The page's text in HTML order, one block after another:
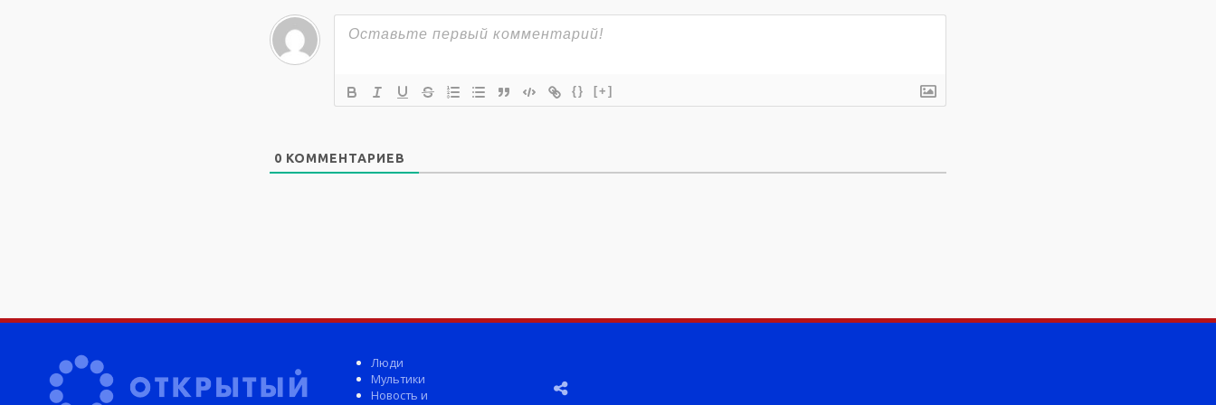
{} [+]
0 КОММЕНТАРИЕВ
Люди
Мультики
Новость и